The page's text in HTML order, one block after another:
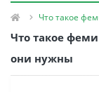
Что такое
Что такое
они нужны